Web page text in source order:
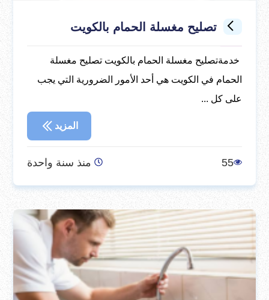
تصليح مغسلة الحمام بالكويت
خدمةتصليح مغسلة الحمام بالكويت تصليح مغسلة
الحمام في الكويت هي أحد الأمور الضرورية التي يجب
على كل ...
المزيد
55 منذ سنة واحدة